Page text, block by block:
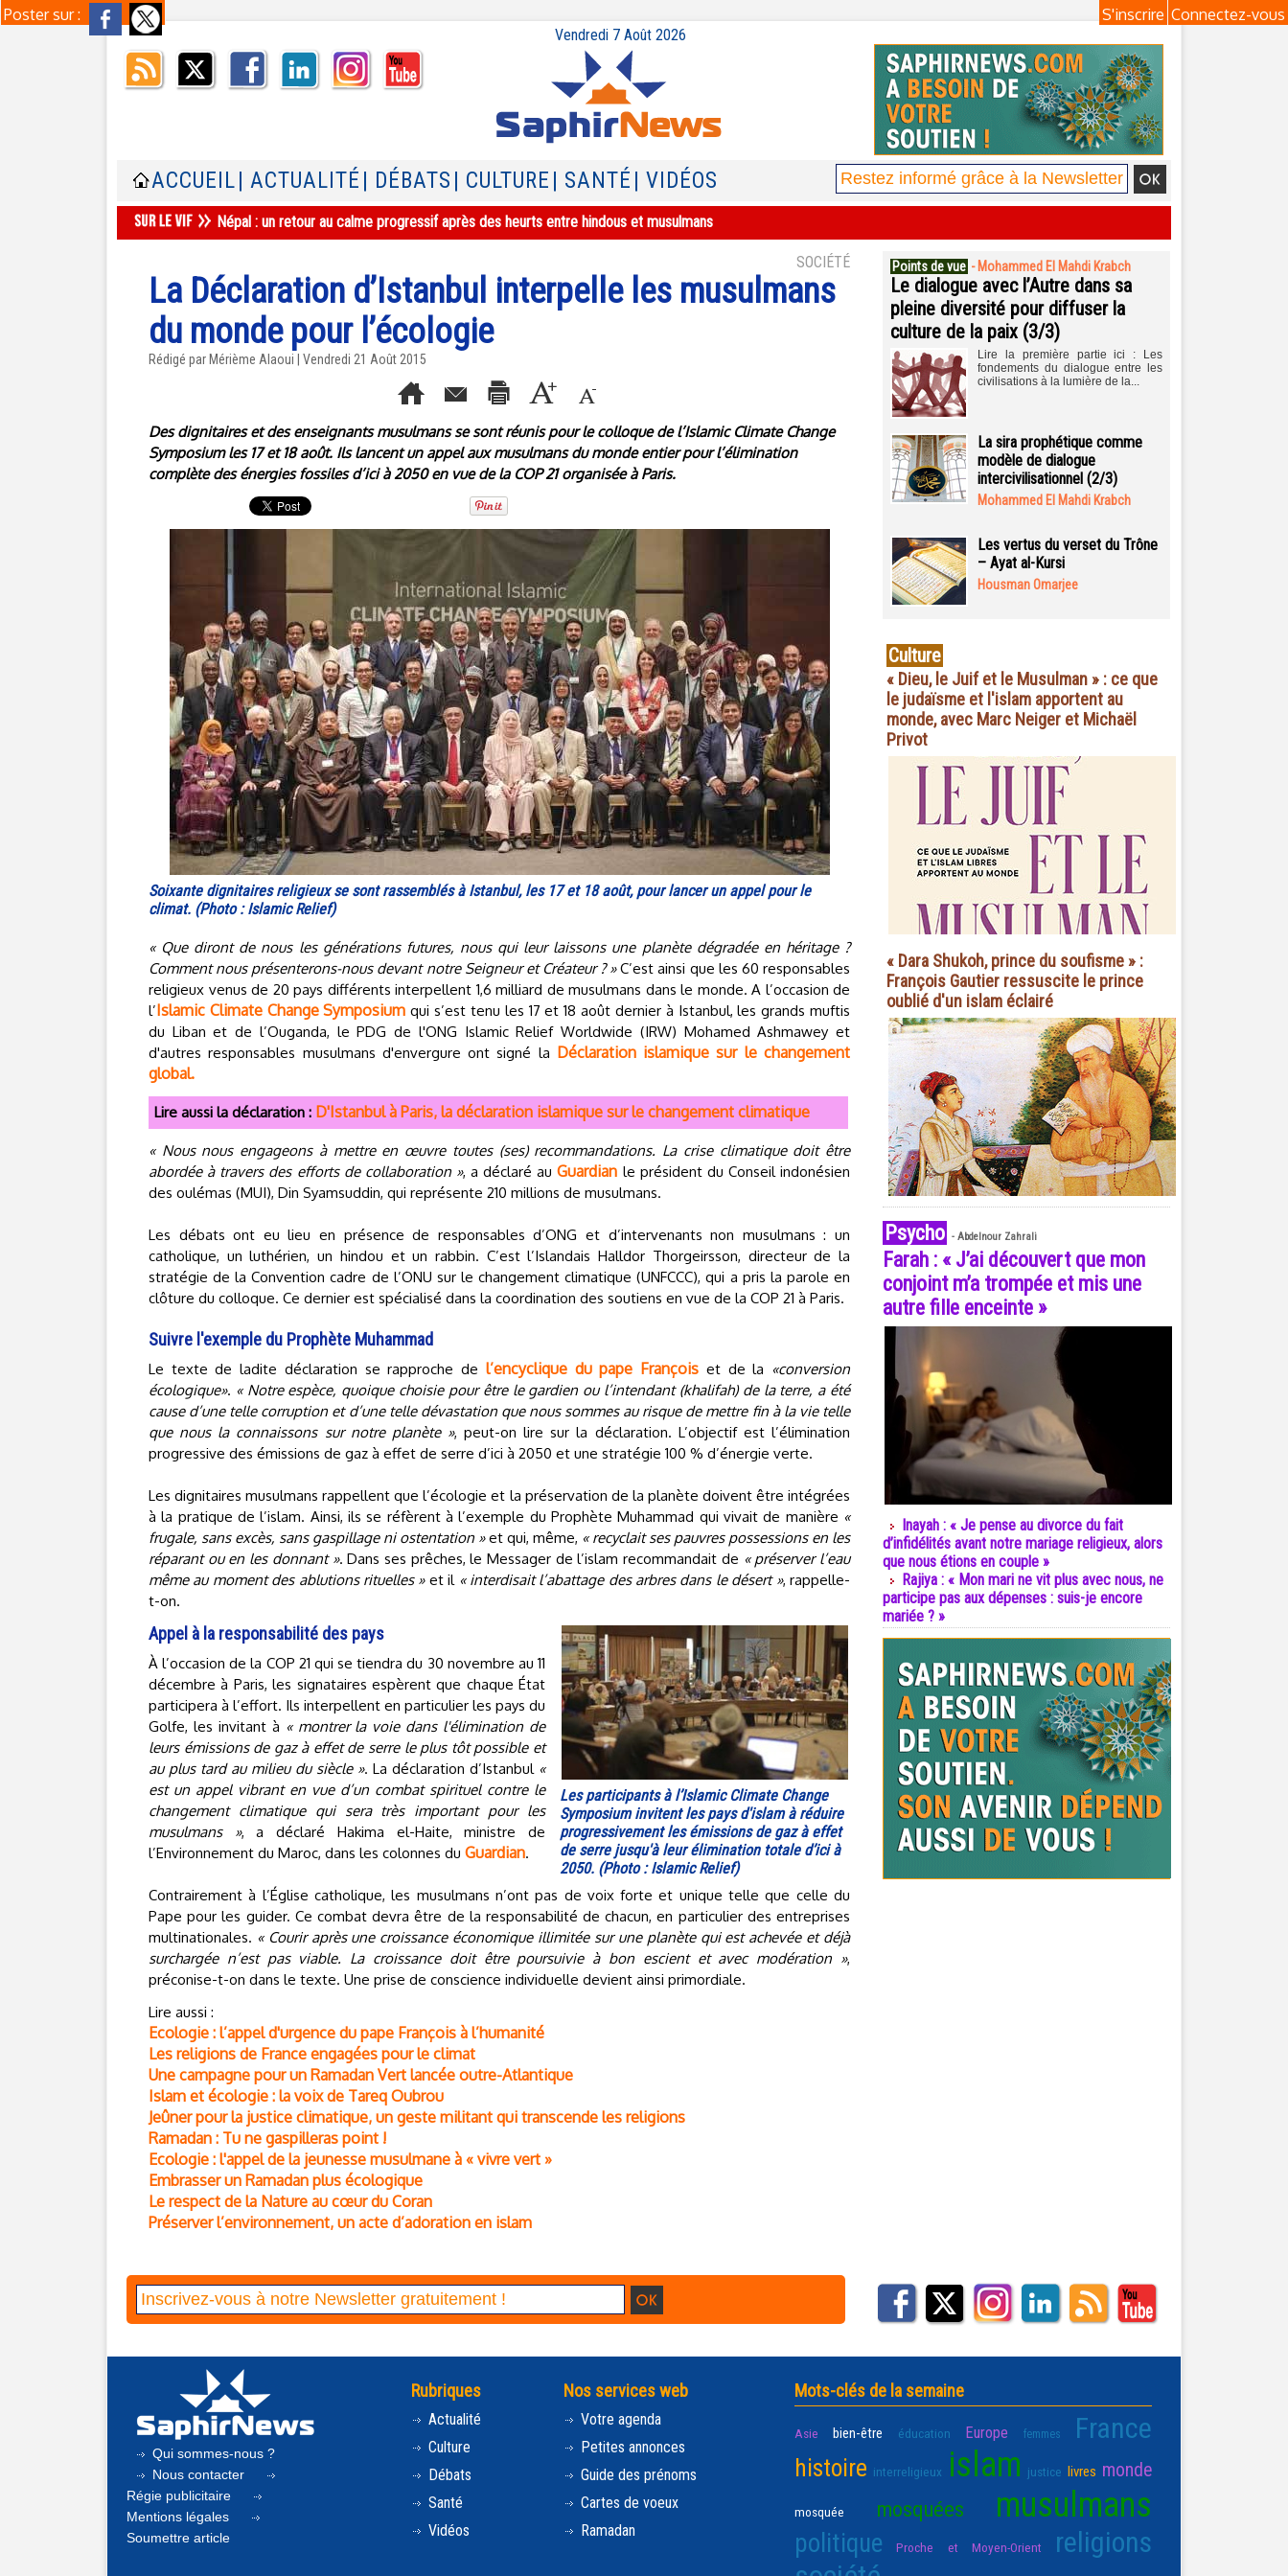
Poster sur : Connectez-vous
S'inscrire
Vendredi 7 Août 2026
ACCUEIL | ACTUALITÉ | DÉBATS | CULTURE | SANTÉ | VIDÉOS
Népal : un retour au calme progressif après des heurts entre hindous et musulmans
SOCIÉTÉ
La Déclaration d’Istanbul interpelle les musulmans
du monde pour l’écologie
Rédigé par Mérième Alaoui | Vendredi 21 Août 2015
Des dignitaires et des enseignants musulmans se sont réunis pour le colloque de l’Islamic Climate Change
Symposium les 17 et 18 août. Ils lancent un appel aux musulmans du monde entier pour l’élimination
complète des énergies fossiles d’ici à 2050 en vue de la COP 21 organisée à Paris.
Soixante dignitaires religieux se sont rassemblés à Istanbul, les 17 et 18 août, pour lancer un appel pour le
climat. (Photo : Islamic Relief)
« Que diront de nous les générations futures, nous qui leur laissons une planète dégradée en héritage ?
Comment nous présenterons-nous devant notre Seigneur et Créateur ? »C’est ainsi que les 60 responsables
religieux venus de 20 pays différents interpellent 1,6 milliard de musulmans dans le monde. A l’occasion de
l’Islamic Climate Change Symposium qui s’est tenu les 17 et 18 août dernier à Istanbul, les grands muftis
du Liban et de l’Ouganda, le PDG de l'ONG Islamic Relief Worldwide (IRW) Mohamed Ashmawey et
d'autres responsables musulmans d'envergure ont signé la Déclaration islamique sur le changement
global.
Lire aussi la déclaration : D'Istanbul à Paris, la déclaration islamique sur le changement climatique
« Nous nous engageons à mettre en œuvre toutes (ses) recommandations. La crise climatique doit être
abordée à travers des efforts de collaboration », a déclaré auGuardian le président du Conseil indonésien
des oulémas (MUI), Din Syamsuddin, qui représente 210 millions de musulmans.
Les débats ont eu lieu en présence de responsables d’ONG et d’intervenants non musulmans : un
catholique, un luthérien, un hindou et un rabbin. C’est l’Islandais Halldor Thorgeirsson, directeur de la
stratégie de la Convention cadre de l’ONU sur le changement climatique (UNFCCC), qui a pris la parole en
clôture du colloque. Ce dernier est spécialisé dans la coordination des soutiens en vue de la COP 21 à Paris.
Suivre l'exemple du Prophète Muhammad
Le texte de ladite déclaration se rapproche de l’encyclique du pape François et de la «conversion
écologique». « Notre espèce, quoique choisie pour être le gardien ou l’intendant (khalifah) de la terre, a été
cause d’une telle corruption et d’une telle dévastation que nous sommes au risque de mettre fin à la vie telle
que nous la connaissons sur notre planète », peut-on lire sur la déclaration. L’objectif est l’élimination
progressive des émissions de gaz à effet de serre d’ici à 2050 et une stratégie 100 % d’énergie verte.
Les dignitaires musulmans rappellent que l’écologie et la préservation de la planète doivent être intégrées
à la pratique de l’islam. Ainsi, ils se réfèrent à l’exemple du Prophète Muhammad qui vivait de manière «
frugale, sans excès, sans gaspillage ni ostentation »et qui, même, « recyclait ses pauvres possessions en les
réparant ou en les donnant ». Dans ses prêches, le Messager de l’islam recommandait de « préserver l’eau
même au moment des ablutions rituelles »et il « interdisait l’abattage des arbres dans le désert », rappelle-
t-on.
Les participants à l’Islamic Climate Change
Symposium invitent les pays d'islam à réduire
progressivement les émissions de gaz à effet
de serre jusqu'à leur élimination totale d’ici à
2050. (Photo : Islamic Relief)
Appel à la responsabilité des pays
À l’occasion de la COP 21 qui se tiendra du 30 novembre au 11
décembre à Paris, les signataires espèrent que chaque État
participera à l’effort. Ils interpellent en particulier les pays du
Golfe, les invitant à « montrer la voie dans l'élimination de
leurs émissions de gaz à effet de serre le plus tôt possible et
au plus tard au milieu du siècle ». La déclaration d’Istanbul «
est un appel vibrant en vue d’un combat spirituel contre le
changement climatique qui sera très important pour les
musulmans », a déclaré Hakima el-Haite, ministre de
l’Environnement du Maroc, dans les colonnes du Guardian.
Contrairement à l’Église catholique, les musulmans n’ont pas de voix forte et unique telle que celle du
Pape pour les guider. Ce combat devra être de la responsabilité de chacun, en particulier des entreprises
multinationales. « Courir après une croissance économique illimitée sur une planète qui est achevée et déjà
surchargée n’est pas viable. La croissance doit être poursuivie à bon escient et avec modération »,
préconise-t-on dans le texte. Une prise de conscience individuelle devient ainsi primordiale.
Lire aussi :
Ecologie : l’appel d'urgence du pape François à l’humanité
Les religions de France engagées pour le climat
Une campagne pour un Ramadan Vert lancée outre-Atlantique
Islam et écologie : la voix de Tareq Oubrou
Jeûner pour la justice climatique, un geste militant qui transcende les religions
Ramadan : Tu ne gaspilleras point !
Ecologie : l'appel de la jeunesse musulmane à « vivre vert »
Embrasser un Ramadan plus écologique
Le respect de la Nature au cœur du Coran
Préserver l’environnement, un acte d’adoration en islam
Points de vue - Mohammed El Mahdi Krabch
Le dialogue avec l’Autre dans sa
pleine diversité pour diffuser la
culture de la paix (3/3)
Lire la première partie ici : Les
fondements du dialogue entre les
civilisations à la lumière de la...
La sira prophétique comme
modèle de dialogue
intercivilisationnel (2/3)
Mohammed El Mahdi Krabch
Les vertus du verset du Trône
– Ayat al-Kursi
Housman Omarjee
Culture
« Dieu, le Juif et le Musulman » : ce que
le judaïsme et l'islam apportent au
monde, avec Marc Neiger et Michaël
Privot
« Dara Shukoh, prince du soufisme » :
François Gautier ressuscite le prince
oublié d'un islam éclairé
Psycho - Abdelnour Zahrali
Farah : « J’ai découvert que mon
conjoint m’a trompée et mis une
autre fille enceinte »
Inayah : « Je pense au divorce du fait
d’infidélités avant notre mariage religieux, alors
que nous étions en couple »
Rajiya : « Mon mari ne vit plus avec nous, ne
participe pas aux dépenses : suis-je encore
mariée ? »
Qui sommes-nous ?
Nous contacter
Régie publicitaire
Mentions légales
Soumettre article
Rubriques
Actualité
Culture
Débats
Santé
Vidéos
Nos services web
Votre agenda
Petites annonces
Guide des prénoms
Cartes de voeux
Ramadan
Mots-clés de la semaine
Asie bien-être éducation Europe femmes France
histoire interreligieux islam justice livres monde
mosquée mosquées musulmans
politique Proche et Moyen-Orient religions